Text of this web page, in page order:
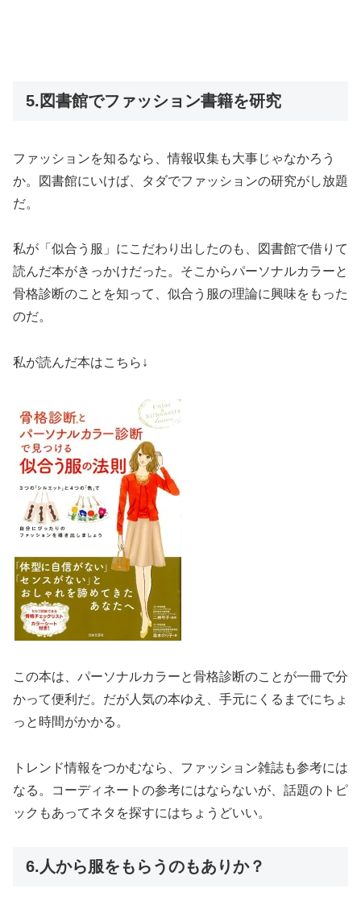
5.図書館でファッション書籍を研究
ファッションを知るなら、情報収集も大事じゃなかろう
か。図書館にいけば、タダでファッションの研究がし放題
だ。
私が「似合う服」にこだわり出したのも、図書館で借りて
読んだ本がきっかけだった。そこからパーソナルカラーと
骨格診断のことを知って、似合う服の理論に興味をもった
のだ。
私が読んだ本はこちら↓
この本は、パーソナルカラーと骨格診断のことが一冊で分
かって便利だ。だが人気の本ゆえ、手元にくるまでにちょ
っと時間がかかる。
トレンド情報をつかむなら、ファッション雑誌も参考には
なる。コーディネートの参考にはならないが、話題のトピ
ックもあってネタを探すにはちょうどいい。
6.人から服をもらうのもありか？